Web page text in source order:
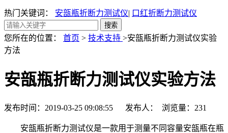
热门关键词： 安瓿瓶折断力测试仪| 口红折断力测试仪
您所在的位置： 首页 > 技术支持 >安瓿瓶折断力测试仪实验
方法
安瓿瓶折断力测试仪实验方法
发布时间：2019-03-25 09:08:55 发布人： 浏览量： 231
安瓿瓶折断力测试仪是一款用于测量不同容量安瓿瓶在瓶